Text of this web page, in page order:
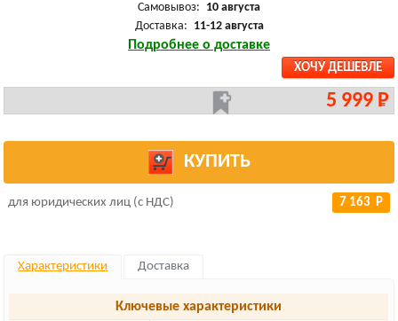
Самовывоз: 10 августа
Доставка: 11-12 августа
Подробнее о доставке
ХОЧУ ДЕШЕВЛЕ
5 999 Р
КУПИТЬ
для юридических лиц (с НДС) 7 163 Р
Характеристики Доставка
Ключевые характеристики